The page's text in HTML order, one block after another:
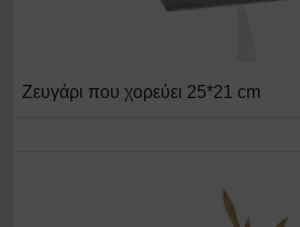
+ΣΤΟ ΚΑΛΑΘΙ
Ζευγάρι που χορεύει 25*21 cm